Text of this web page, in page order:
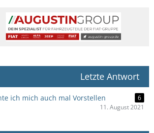
Letzte Antwort
ich mich auch mal Vorstellen
6
11. August 2021